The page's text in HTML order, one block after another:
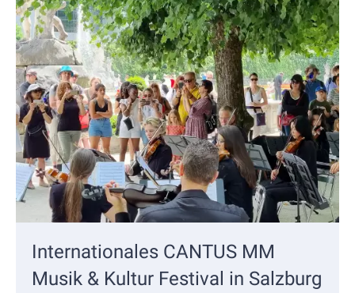
Internationales CANTUS MM
Musik & Kultur Festival in Salzburg